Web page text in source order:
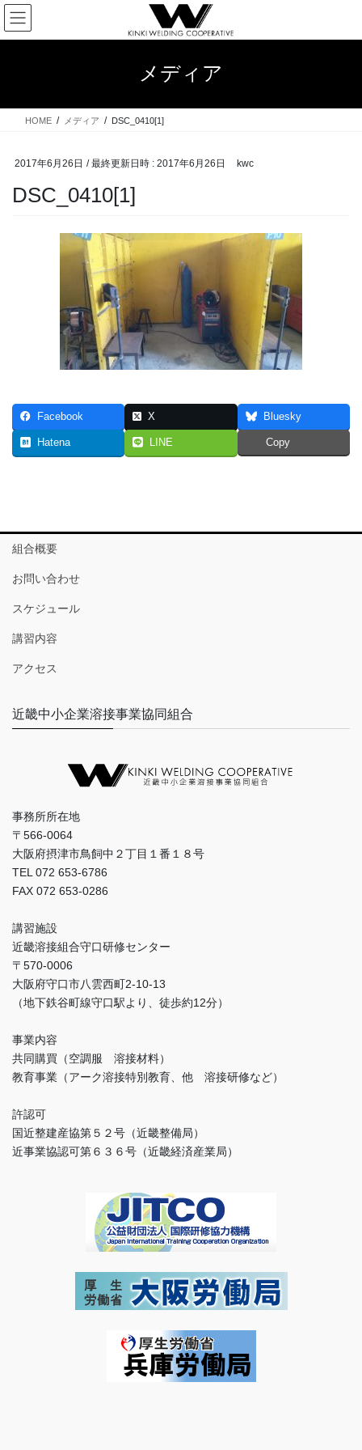
コ
ン
テ
ス
ナ
ビ
ゲ
ン
メディア
HOME メディア DSC_0410[1]
2017年6月26日 / 最終更新日時 : 2017年6月26日 kwc
DSC_0410[1]
Facebook X Bluesky
Hatena LINE Copy
組合概要
お問い合わせ
スケジュール
講習内容
アクセス
近畿中小企業溶接事業協同組合
事務所所在地
〒566-0064
大阪府摂津市鳥飼中２丁目１番１８号
TEL 072 653-6786
FAX 072 653-0286
講習施設
近畿溶接組合守口研修センター
〒570-0006
大阪府守口市八雲西町2-10-13
（地下鉄谷町線守口駅より、徒歩約12分）
事業内容
共同購買（空調服 溶接材料）
教育事業（アーク溶接特別教育、他 溶接研修など）
許認可
国近整建産協第５２号（近畿整備局）
近事業協認可第６３６号（近畿経済産業局）